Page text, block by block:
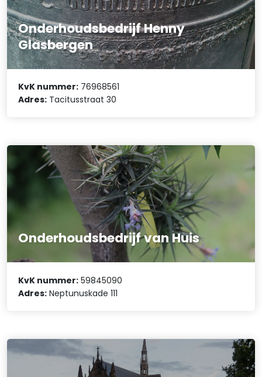
Onderhoudsbedrijf Henny
Glasbergen
KvK nummer: 76968561
Adres: Tacitusstraat 30
Onderhoudsbedrijf van Huis
KvK nummer: 59845090
Adres: Neptunuskade 111